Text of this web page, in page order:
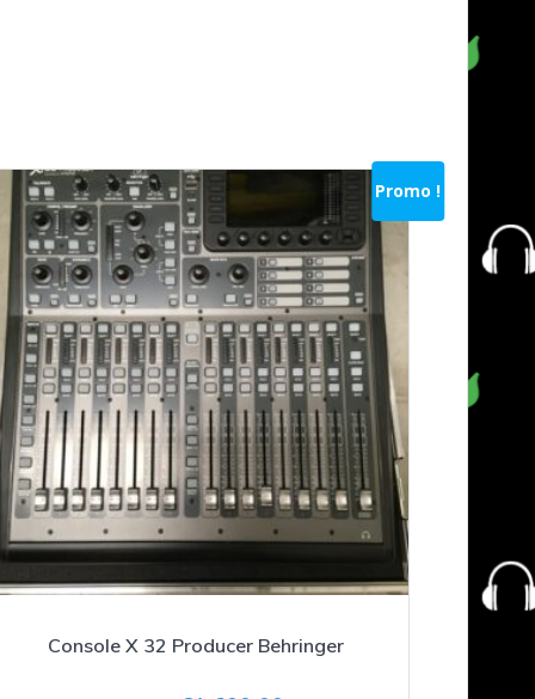
Promo !
Console X 32 Producer Behringer